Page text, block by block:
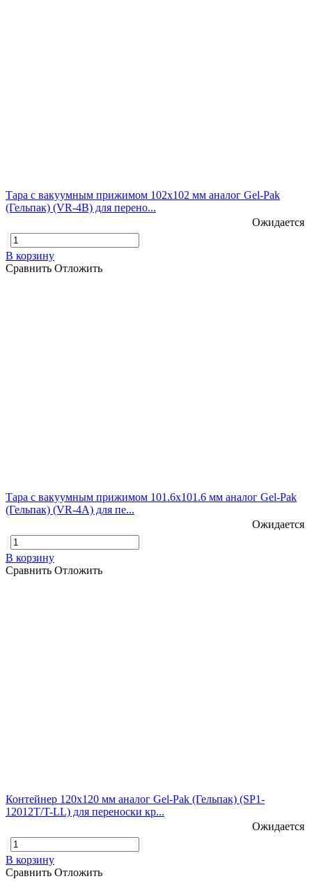
Тара с вакуумным прижимом 102х102 мм аналог Gel-Pak
(Гельпак) (VR-4В) для перено...
Ожидается
В корзину
Сравнить Отложить
Тара с вакуумным прижимом 101.6х101.6 мм аналог Gel-Pak
(Гельпак) (VR-4A) для пе...
Ожидается
В корзину
Сравнить Отложить
Контейнер 120х120 мм аналог Gel-Pak (Гельпак) (SP1-
12012T/T-LL) для переноски кр...
Ожидается
В корзину
Сравнить Отложить